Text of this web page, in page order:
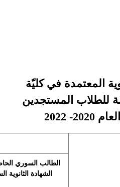
المعتمدة في كليّة
للطلاب المستجدين
2022
الطالب السوري
الشهادة الثانوية